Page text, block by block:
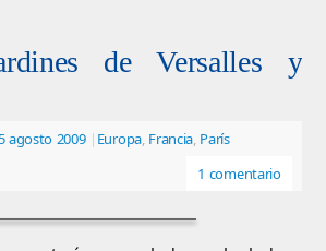
de Versalles y
agosto 2009 | Europa, Francia París
1 comentario